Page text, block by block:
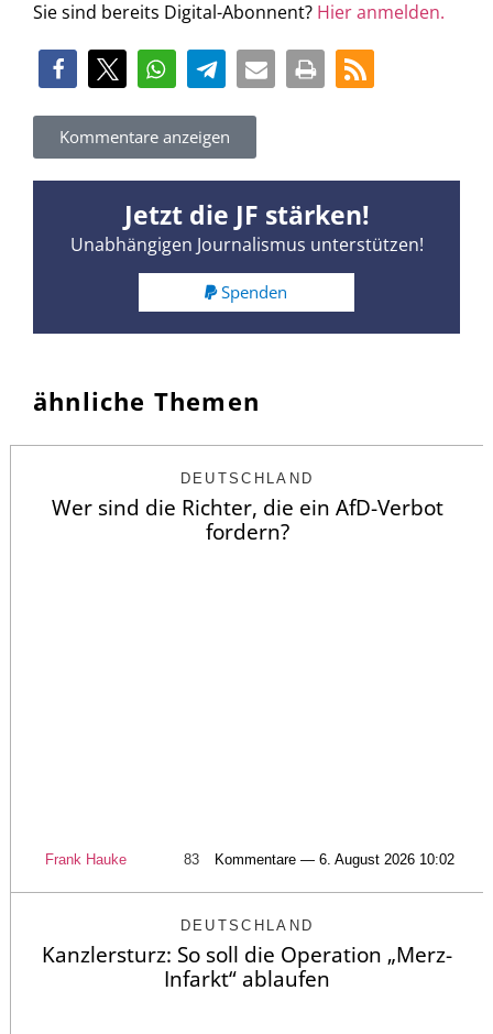
Sie sind bereits Digital-Abonnent? Hier anmelden.
Kommentare anzeigen
Jetzt die JF stärken!
Unabhängigen Journalismus unterstützen!
Spenden
ähnliche Themen
DEUTSCHLAND
Wer sind die Richter, die ein AfD-Verbot
fordern?
Frank Hauke 83 Kommentare — 6. August 2026 10:02
DEUTSCHLAND
Kanzlersturz: So soll die Operation „Merz-
Infarkt“ ablaufen